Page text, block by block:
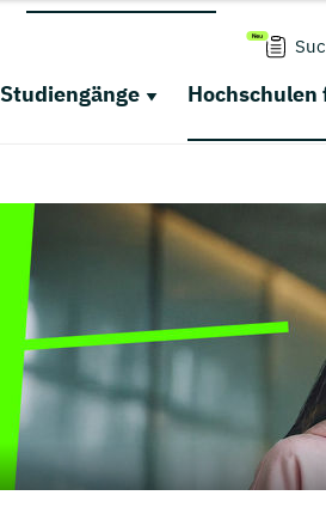
Studiengänge Hochschulen